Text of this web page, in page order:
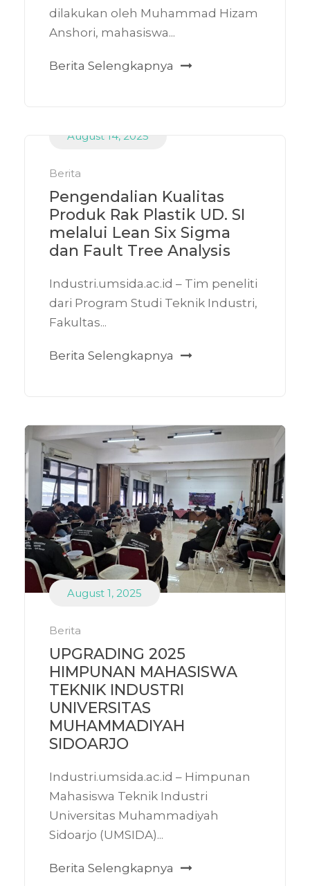
dilakukan oleh Muhammad Hizam
Anshori, mahasiswa...
Berita Selengkapnya
August 14, 2025
Berita
Pengendalian Kualitas
Produk Rak Plastik UD. SI
melalui Lean Six Sigma
dan Fault Tree Analysis
Industri.umsida.ac.id – Tim peneliti
dari Program Studi Teknik Industri,
Fakultas...
Berita Selengkapnya
August 1, 2025
Berita
UPGRADING 2025
HIMPUNAN MAHASISWA
TEKNIK INDUSTRI
UNIVERSITAS
MUHAMMADIYAH
SIDOARJO
Industri.umsida.ac.id – Himpunan
Mahasiswa Teknik Industri
Universitas Muhammadiyah
Sidoarjo (UMSIDA)...
Berita Selengkapnya